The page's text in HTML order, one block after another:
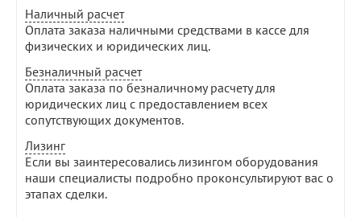
Наличный расчет
Оплата заказа наличными средствами в кассе для
физических и юридических лиц.
Безналичный расчет
Оплата заказа по безналичному расчету для
юридических лиц с предоставлением всех
сопутствующих документов.
Лизинг
Если вы заинтересовались лизингом оборудования
наши специалисты подробно проконсультируют вас о
этапах сделки.